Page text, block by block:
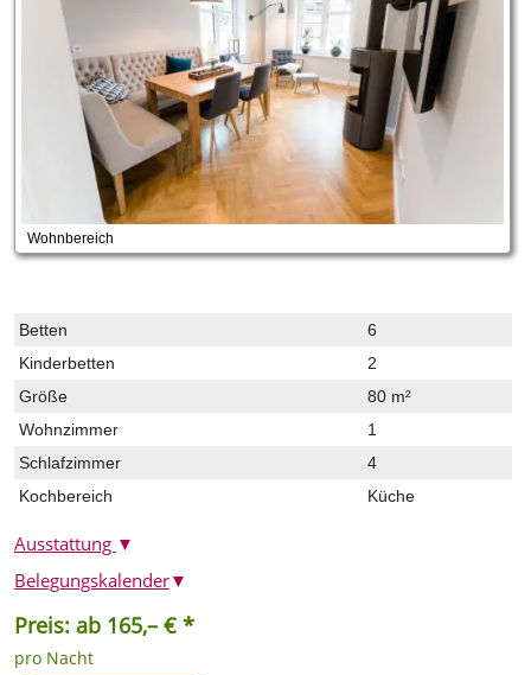
Wohnbereich
Betten
6
Kinderbetten
2
Größe
80 m²
Wohnzimmer
1
Schlafzimmer
4
Kochbereich
Küche
Ausstattung ▼
Preis: ab 165,– € *
pro Nacht
Belegungskalender▼